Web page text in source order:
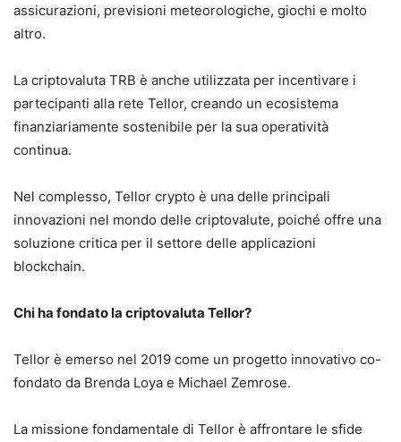
assicurazioni, previsioni meteorologiche, giochi e molto
altro.
La criptovaluta TRB è anche utilizzata per incentivare i
partecipanti alla rete Tellor, creando un ecosistema
finanziariamente sostenibile per la sua operatività
continua.
Nel complesso, Tellor crypto è una delle principali
innovazioni nel mondo delle criptovalute, poiché offre una
soluzione critica per il settore delle applicazioni
blockchain.
Chi ha fondato la criptovaluta Tellor?
Tellor è emerso nel 2019 come un progetto innovativo co-
fondato da Brenda Loya e Michael Zemrose.
La missione fondamentale di Tellor è affrontare le sfide